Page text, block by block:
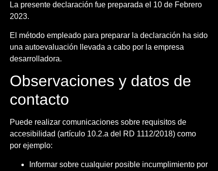
La presente declaración fue preparada el 10 de Febrero
2023.
El método empleado para preparar la declaración ha sido
una autoevaluación llevada a cabo por la empresa
desarrolladora.
Observaciones y datos de
contacto
Puede realizar comunicaciones sobre requisitos de
accesibilidad (artículo 10.2.a del RD 1112/2018) como
por ejemplo:
Informar sobre cualquier posible incumplimiento por